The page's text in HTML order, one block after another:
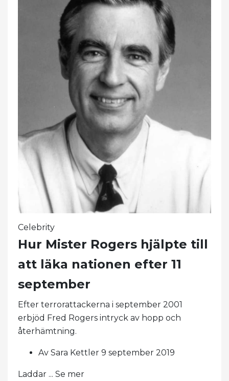
Celebrity
Hur Mister Rogers hjälpte till
att läka nationen efter 11
september
Efter terrorattackerna i september 2001
erbjöd Fred Rogers intryck av hopp och
återhämtning.
Av Sara Kettler 9 september 2019
Laddar ... Se mer